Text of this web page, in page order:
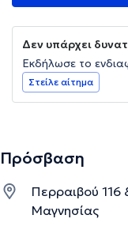
Δεν υπάρχει
Εκδήλωσε το
Στείλε αίτημα
Πρόσβαση
Περραιβού
Μαγνησίας